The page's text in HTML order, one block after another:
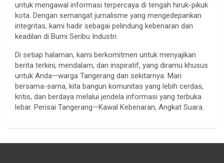
untuk mengawal informasi terpercaya di tengah hiruk-pikuk
kota. Dengan semangat jurnalisme yang mengedepankan
integritas, kami hadir sebagai pelindung kebenaran dan
keadilan di Bumi Seribu Industri.
Di setiap halaman, kami berkomitmen untuk menyajikan
berita terkini, mendalam, dan inspiratif, yang diramu khusus
untuk Anda—warga Tangerang dan sekitarnya. Mari
bersama-sama, kita bangun komunitas yang lebih cerdas,
kritis, dan berdaya melalui jendela informasi yang terbuka
lebar. Perisai Tangerang—Kawal Kebenaran, Angkat Suara.